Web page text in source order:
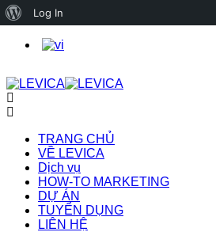
TRANG CHỦ
VỀ LEVICA
Dịch vụ
HOW-TO MARKETING
DỰ ÁN
TUYỂN DỤNG
LIÊN HỆ
About
WordPress
Log In